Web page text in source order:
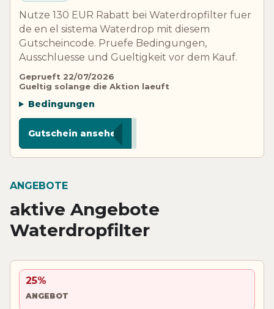
Nutze 130 EUR Rabatt bei Waterdropfilter fuer
de en el sistema Waterdrop mit diesem
Gutscheincode. Pruefe Bedingungen,
Ausschluesse und Gueltigkeit vor dem Kauf.
Geprueft 22/07/2026
Gueltig solange die Aktion laeuft
Bedingungen
Gutschein ansehen
ANGEBOTE
aktive Angebote
Waterdropfilter
25%
ANGEBOT